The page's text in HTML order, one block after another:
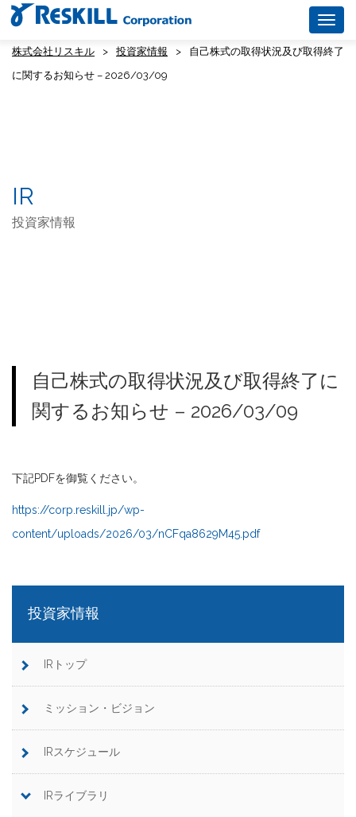
株式会社リスキル > 投資家情報 >
自己株式の取得状況及び取得終了
に関するお知らせ – 2026/03/09
IR
投資家情報
投資家情報
IRトップ
ミッション・ビジョン
IRスケジュール
IRライブラリ
自己株式の取得状況及び取得終了に
関するお知らせ – 2026/03/09
下記PDFを御覧ください。
https://corp.reskill.jp/wp-
content/uploads/2026/03/nCFqa8629M45.pdf